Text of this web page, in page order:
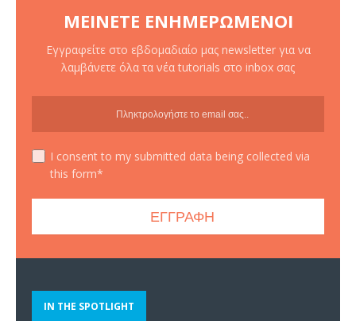
ΜΕΊΝΕΤΕ ΕΝΗΜΕΡΩΜΈΝΟΙ
Εγγραφείτε στο εβδομαδιαίο μας newsletter για να
λαμβάνετε όλα τα νέα tutorials στο inbox σας
I consent to my submitted data being collected via
this form*
IN THE SPOTLIGHT